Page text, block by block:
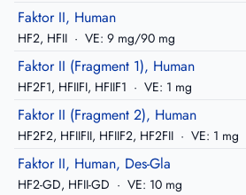
Faktor II, Human
HF2, HFII · VE: 9 mg/90 mg
Faktor II (Fragment 1), Human
HF2F1, HFIIFI, HFIIF1 · VE: 1 mg
Faktor II (Fragment 2), Human
HF2F2, HFIIFII, HFIIF2, HF2FII · VE: 1 mg
Faktor II, Human, Des-Gla
HF2-GD, HFII-GD · VE: 10 mg